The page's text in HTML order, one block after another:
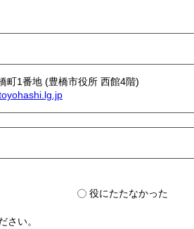
町1番地 (豊橋市役所 西館4階)
役にたたなかった
さい。